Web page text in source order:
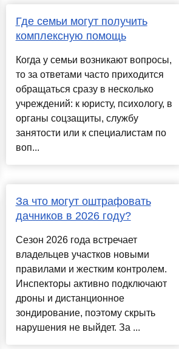
Где семьи могут получить
комплексную помощь
Когда у семьи возникают вопросы,
то за ответами часто приходится
обращаться сразу в несколько
учреждений: к юристу, психологу, в
органы соцзащиты, службу
занятости или к специалистам по
воп...
За что могут оштрафовать
дачников в 2026 году?
Сезон 2026 года встречает
владельцев участков новыми
правилами и жестким контролем.
Инспекторы активно подключают
дроны и дистанционное
зондирование, поэтому скрыть
нарушения не выйдет. За ...